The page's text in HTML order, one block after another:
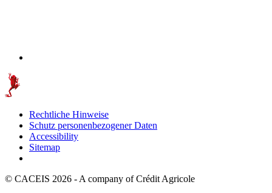
Rechtliche Hinweise
Schutz personenbezogener Daten
Accessibility
Sitemap
© CACEIS 2026 - A company of Crédit Agricole